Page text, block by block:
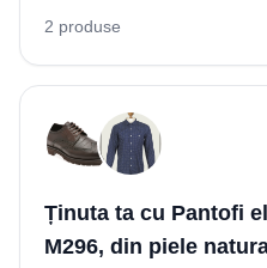
2 produse
Ținuta ta cu Pantofi
M296, din piele